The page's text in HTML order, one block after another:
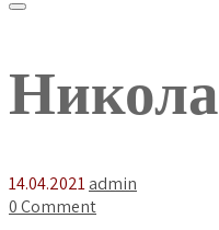
14.04.2021admin
0 Comment